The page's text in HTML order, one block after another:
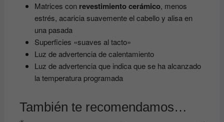
Matrices con revestimiento cerámico, menos
estrés, acaricia suavemente el cabello y alisa en
una pasada
Superficies «suaves al tacto»
Luz de advertencia de calentamiento
Luz de advertencia que indica que se ha alcanzado
la temperatura programada
También te recomendamos…